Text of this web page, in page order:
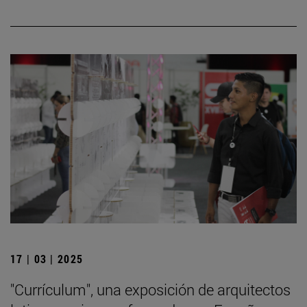
17 | 03 | 2025
"Currículum", una exposición de arquitectos